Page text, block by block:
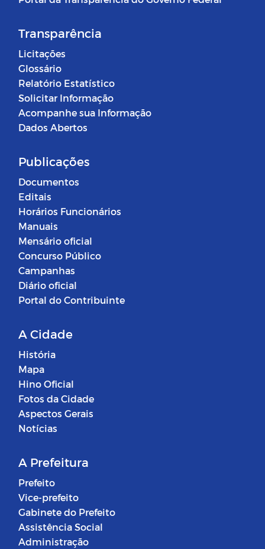
Transparência
Licitações
Glossário
Relatório Estatístico
Solicitar Informação
Acompanhe sua Informação
Dados Abertos
Publicações
Documentos
Editais
Horários Funcionários
Manuais
Mensário oficial
Concurso Público
Campanhas
Diário oficial
Portal do Contribuinte
A Cidade
História
Mapa
Hino Oficial
Fotos da Cidade
Aspectos Gerais
Notícias
A Prefeitura
Prefeito
Vice-prefeito
Gabinete do Prefeito
Assistência Social
Administração